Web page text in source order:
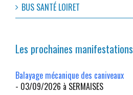
BUS SANTÉ LOIRET
Les prochaines manifestations
Balayage mécanique des caniveaux
- 03/09/2026 à SERMAISES